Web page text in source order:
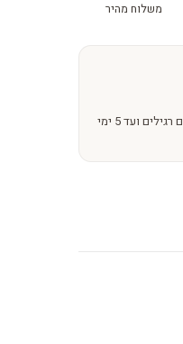
משלוח מהיר
משלוחים מהירים – מהיום להיום באזורים נבחרים, עד 3 ימי עסקים ליעדים רגילים ועד 5 ימי